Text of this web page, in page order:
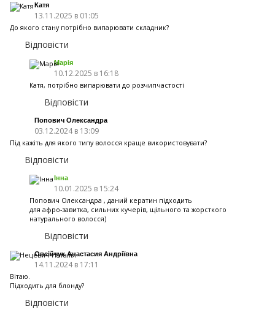
Катя
13.11.2025 в 01:05
До якого стану потрібно випарювати складник?
Відповісти
Марія
10.12.2025 в 16:18
Катя, потрібно випарювати до розчипчастості
Відповісти
Попович Олександра
03.12.2024 в 13:09
Під кажіть для якого типу волосся краще використовувати?
Відповісти
Інна
10.01.2025 в 15:24
Попович Олександра , даний кератин підходить
для афро-завитка, сильних кучерів, щільного та жорсткого
натурального волосся)
Відповісти
Овсійчук Анастасия Андріївна
14.11.2024 в 17:11
Вітаю.
Підходить для блонду?
Відповісти